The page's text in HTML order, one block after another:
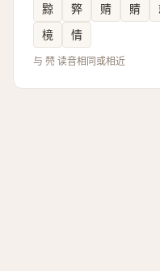
黥 㢣 䞍 䝼
樈
情
与 棾 读音相同或相近